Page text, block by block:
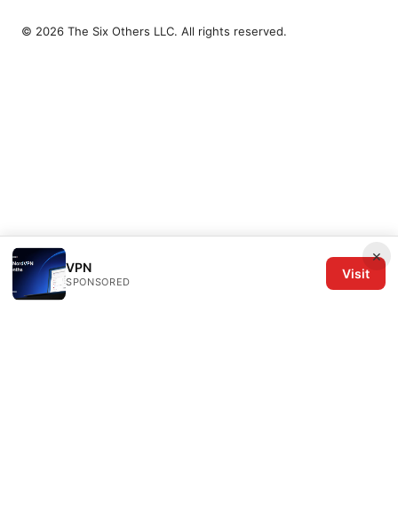
×
VPN
SPONSORED
Visit
© 2026 The Six Others LLC. All rights reserved.